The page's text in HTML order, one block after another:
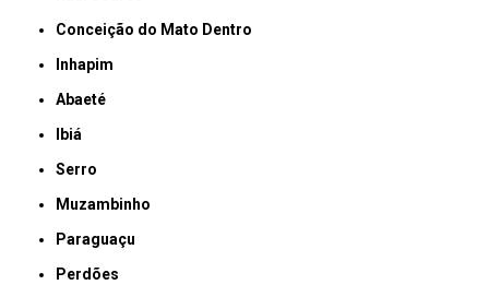
Conceição do Mato Dentro
Inhapim
Abaeté
Ibiá
Serro
Muzambinho
Paraguaçu
Perdões